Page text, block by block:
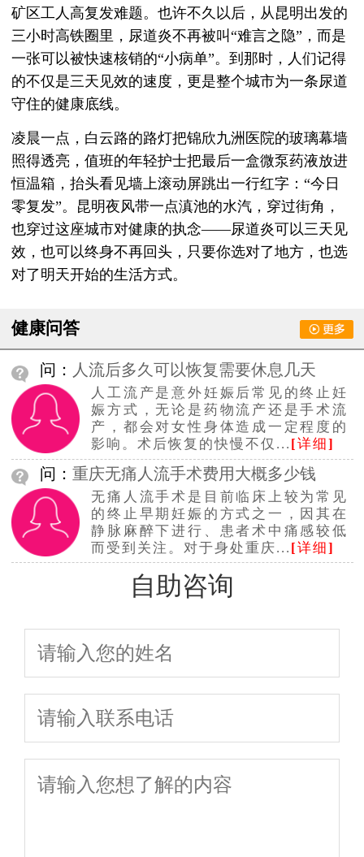
矿区工人高复发难题。也许不久以后，从昆明出发的
三小时高铁圈里，尿道炎不再被叫“难言之隐”，而是
一张可以被快速核销的“小病单”。到那时，人们记得
的不仅是三天见效的速度，更是整个城市为一条尿道
守住的健康底线。
凌晨一点，白云路的路灯把锦欣九洲医院的玻璃幕墙
照得透亮，值班的年轻护士把最后一盒微泵药液放进
恒温箱，抬头看见墙上滚动屏跳出一行红字：“今日
零复发”。昆明夜风带一点滇池的水汽，穿过街角，
也穿过这座城市对健康的执念——尿道炎可以三天见
效，也可以终身不再回头，只要你选对了地方，也选
对了明天开始的生活方式。
健康问答
问： 人流后多久可以恢复需要休息几天
人工流产是意外妊娠后常见的终止妊
娠方式，无论是药物流产还是手术流
产，都会对女性身体造成一定程度的
影响。术后恢复的快慢不仅... [详细]
问： 重庆无痛人流手术费用大概多少钱
无痛人流手术是目前临床上较为常见
的终止早期妊娠的方式之一，因其在
静脉麻醉下进行、患者术中痛感较低
而受到关注。对于身处重庆... [详细]
自助咨询